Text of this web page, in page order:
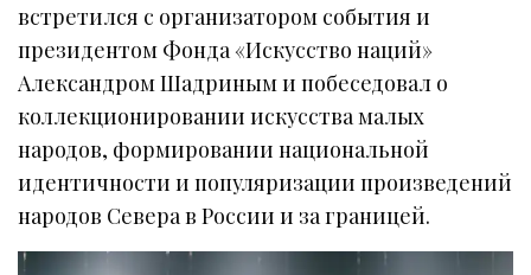
встретился с организатором события и
президентом Фонда «Искусство наций»
Александром Шадриным и побеседовал о
коллекционировании искусства малых
народов, формировании национальной
идентичности и популяризации произведений
народов Севера в России и за границей.